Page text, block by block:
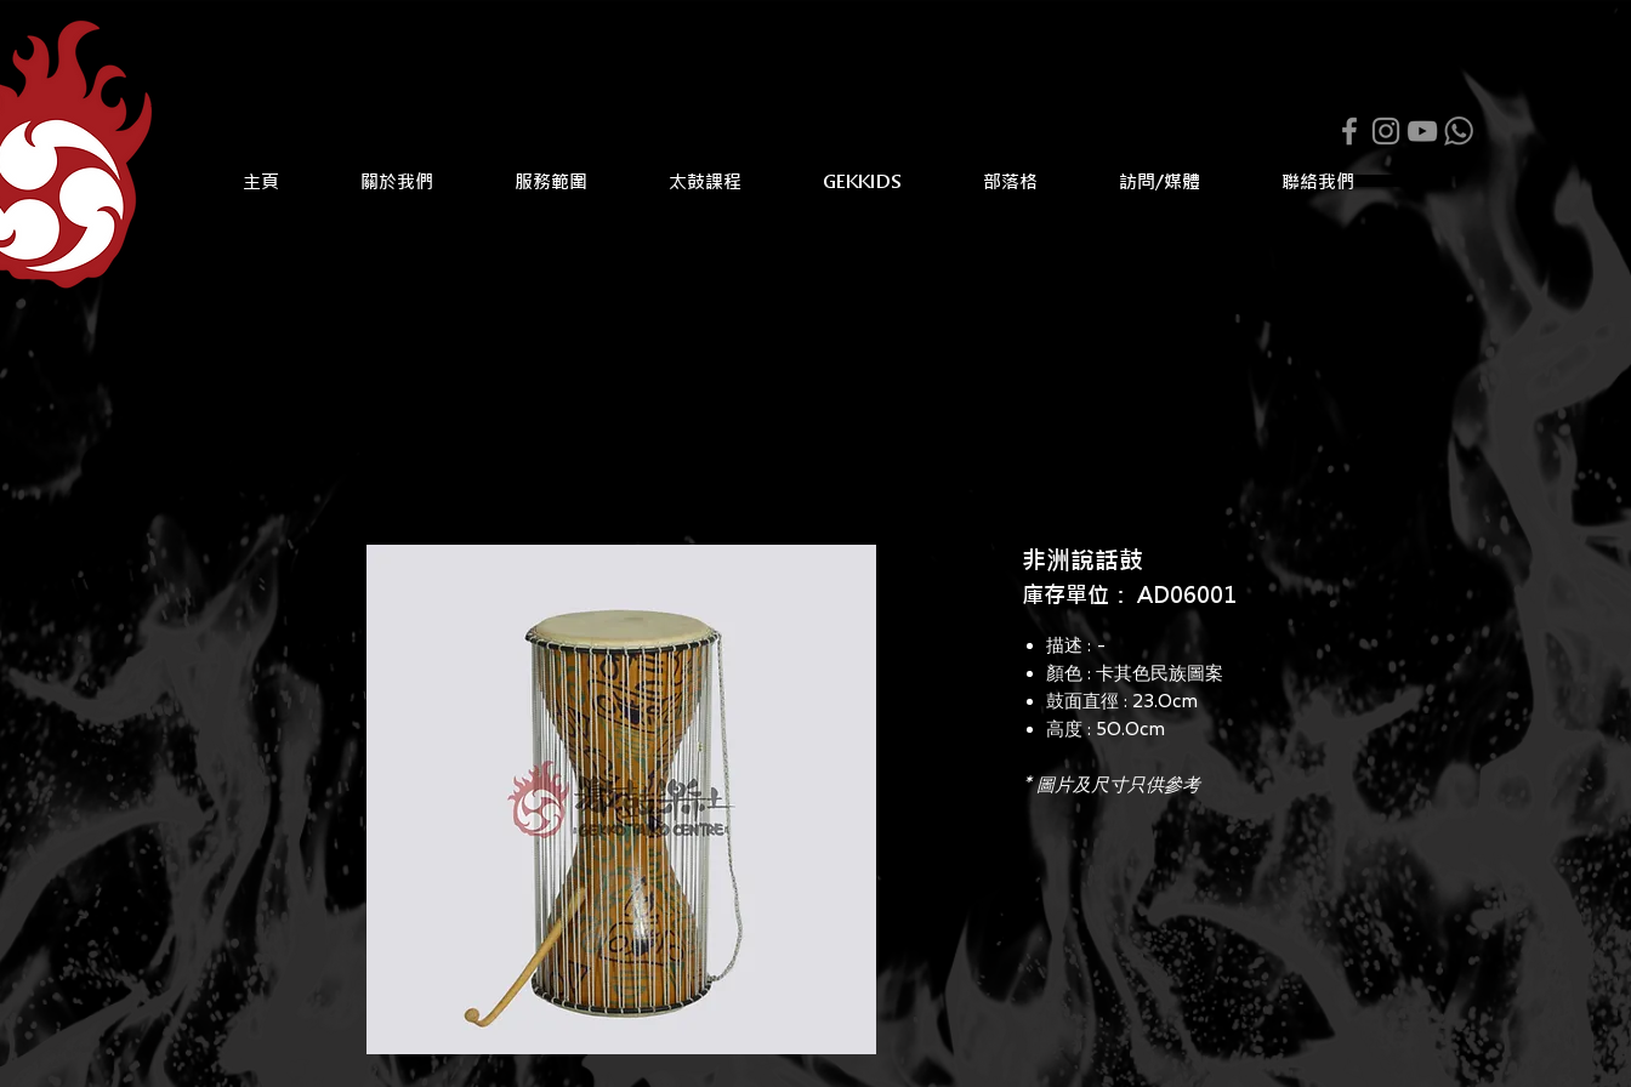
主頁 關於我們 服務範圍 太鼓課程 GEKKIDS 部落格 訪問/媒體 聯絡我們
非洲說話鼓
庫存單位： AD06001
描述 : -
顏色 : 卡其色民族圖案
鼓面直徑 : 23.0cm
高度 : 50.0cm
* 圖片及尺寸只供參考